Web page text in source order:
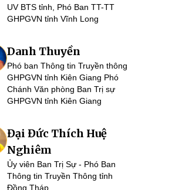
UV BTS tỉnh, Phó Ban TT-TT
GHPGVN tỉnh Vĩnh Long
Danh Thuyền
Phó ban Thông tin Truyền thông
GHPGVN tỉnh Kiên Giang Phó
Chánh Văn phòng Ban Trị sự
GHPGVN tỉnh Kiên Giang
Đại Đức Thích Huệ
Nghiêm
Ủy viên Ban Trị Sự - Phó Ban
Thông tin Truyền Thông tỉnh
Đồng Tháp